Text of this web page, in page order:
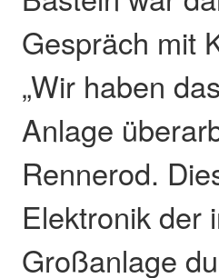
Gespräch mit
„Wir haben
Anlage
Rennerod.
Elektronik der
Großanlage